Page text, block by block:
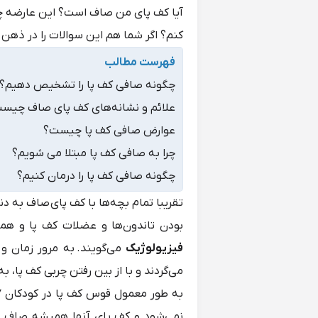
آیا کف پای من صاف است؟ این عارضه
کنم؟ اگر شما هم این سوالات را در
فهرست مطالب
چگونه صافی کف پا را تشخیص دهیم؟
علائم و نشانه‌های کف پای صاف
عوارض صافی کف پا چیست؟
چرا به صافی کف پا مبتلا می شویم؟
چگونه صافی کف پا را درمان کنیم؟
تقریبا تمام بچه‌ها با کف پای صاف
بودن تاندون‌ها و عضلات کف پا و
فیزیولوژیک می‌گویند. به مرور
می‌گردند و با از بین رفتن چربی کف